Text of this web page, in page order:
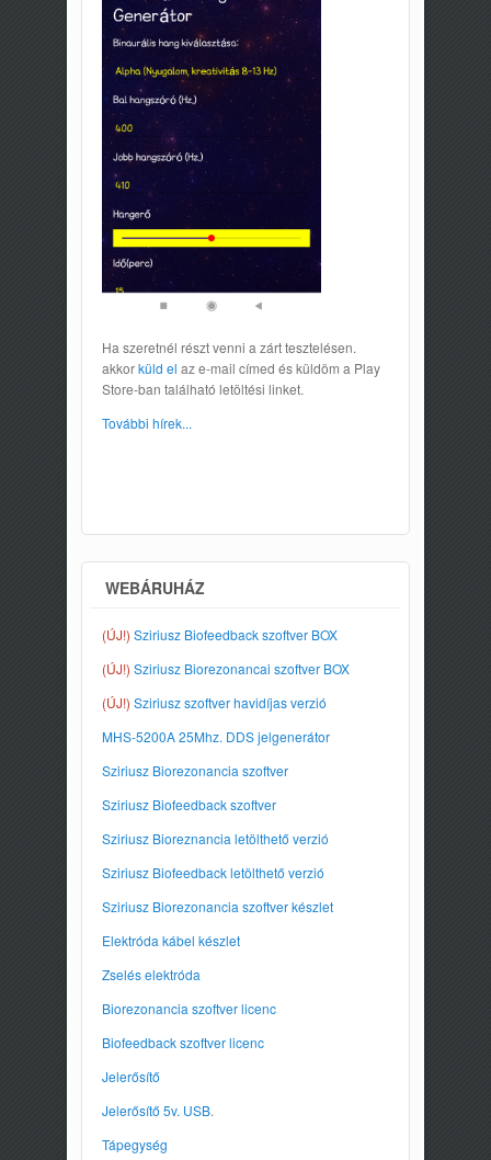
Ha szeretnél részt venni a zárt tesztelésen.
akkorküld el az e-mail címed és küldöm a Play
Store-ban található letöltési linket.
További hírek...
WEBÁRUHÁZ
(ÚJ!) Sziriusz Biofeedback szoftver BOX
(ÚJ!) Sziriusz Biorezonancai szoftver BOX
(ÚJ!) Sziriusz szoftver havidíjas verzió
MHS-5200A 25Mhz. DDS jelgenerátor
Sziriusz Biorezonancia szoftver
Sziriusz Biofeedback szoftver
Sziriusz Bioreznancia letölthető verzió
Sziriusz Biofeedback letölthető verzió
Sziriusz Biorezonancia szoftver készlet
Elektróda kábel készlet
Zselés elektróda
Biorezonancia szoftver licenc
Biofeedback szoftver licenc
Jelerősítő
Jelerősítő 5v. USB.
Tápegység